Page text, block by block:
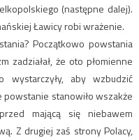
(następne dalej).
Ławicy robi wrażenie.
Początkowo powstania
zadziałał, że oto płomienne
wystarczyły, aby wzbudzić
powstanie stanowiło wszakże
mającą się niebawem
Z drugiej zaś strony Polacy,